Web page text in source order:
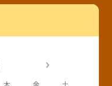
木 金 土